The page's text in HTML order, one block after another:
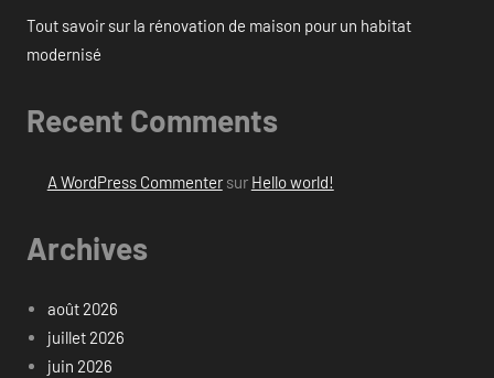
Tout savoir sur la rénovation de maison pour un habitat
modernisé
Recent Comments
A WordPress Commentersur Hello world!
Archives
août 2026
juillet 2026
juin 2026